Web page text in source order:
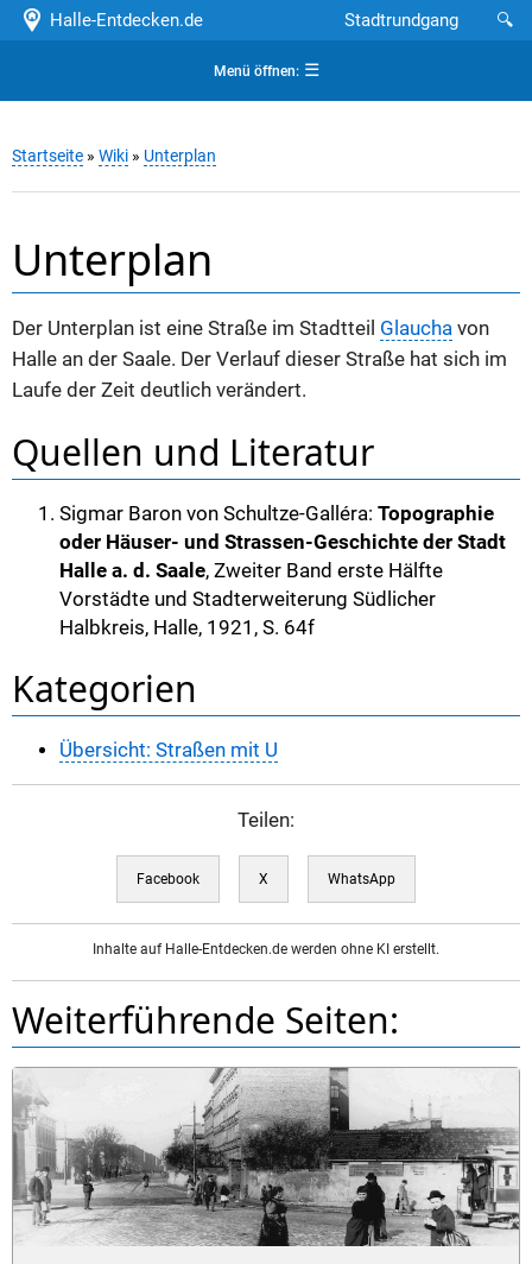
Halle-Entdecken.de 🔍
Stadtrundgang
Menü öffnen:☰
Startseite » Wiki » Unterplan
Unterplan
Der Unterplan ist eine Straße im Stadtteil Glaucha von
Halle an der Saale. Der Verlauf dieser Straße hat sich im
Laufe der Zeit deutlich verändert.
Quellen und Literatur
Sigmar Baron von Schultze-Galléra: Topographie
oder Häuser- und Strassen-Geschichte der Stadt
Halle a. d. Saale, Zweiter Band erste Hälfte
Vorstädte und Stadterweiterung Südlicher
Halbkreis, Halle, 1921, S. 64f
Kategorien
Übersicht: Straßen mit U
Teilen:
Facebook X WhatsApp
Inhalte auf Halle-Entdecken.de werden ohne KI erstellt.
Weiterführende Seiten: